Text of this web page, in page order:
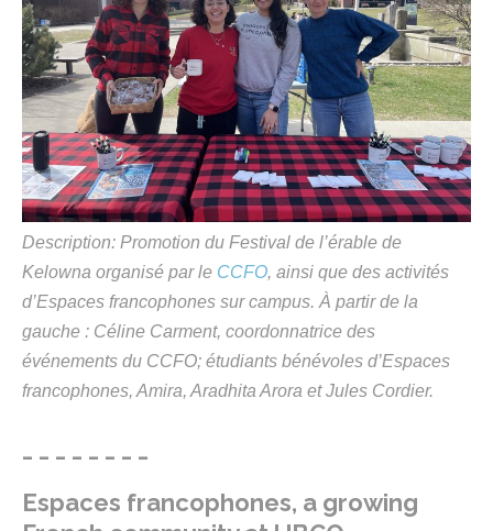
Description: Promotion du Festival de l’érable de
Kelowna organisé par le CCFO, ainsi que des activités
d’Espaces francophones sur campus. À partir de la
gauche : Céline Carment, coordonnatrice des
événements du CCFO; étudiants bénévoles d’Espaces
francophones, Amira, Aradhita Arora et Jules Cordier.
Espaces francophones, a growing